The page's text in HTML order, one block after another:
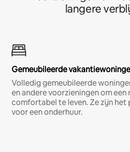
langere
Gemeubileerde
Volledig gemeubileerde
en andere voorzieningen om een
comfortabel te leven. Ze zijn
voor een onderhuur.